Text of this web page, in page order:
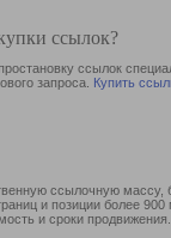
ссылок?
ссылок
запроса. Купить
ссылочную
и позиции более
и сроки продвижения.